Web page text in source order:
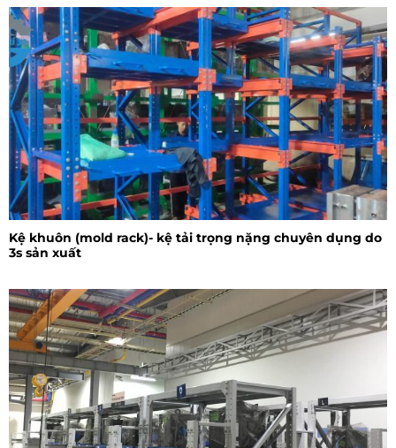
Kệ khuôn (mold rack)- kệ tải trọng nặng chuyên dụng do
3s sản xuất